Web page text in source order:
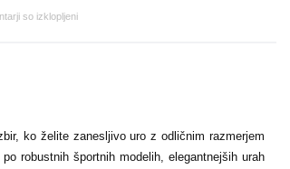
so izklopljeni
ko želite zanesljivo uro z odličnim razmerjem
robustnih športnih modelih, elegantnejših urah